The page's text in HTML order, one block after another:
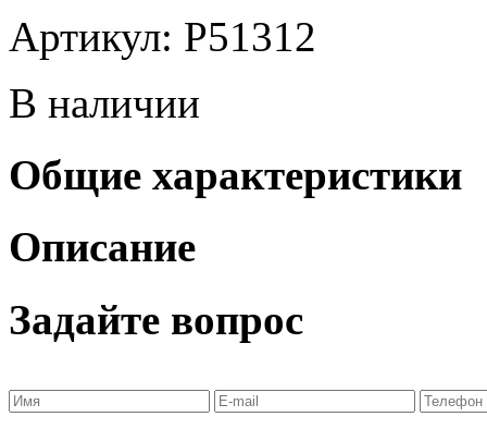
Артикул: P51312
В наличии
Общие характеристики
Описание
Задайте вопрос